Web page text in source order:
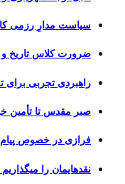
مدارِ رزمی کار
کلاس تاریخ و سیاست
تجربی برای تعیین
مقدس تا تأمین خواسته
در خصوص پیام رهبری
را میگذاریم برای